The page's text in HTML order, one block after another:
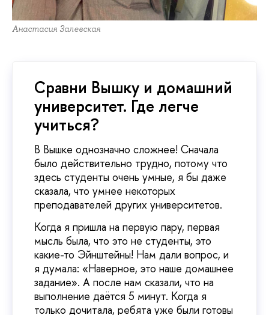
Анастасия Залевская
Сравни Вышку и домашний
университет. Где легче
учиться?
В Вышке однозначно сложнее! Сначала
было действительно трудно, потому что
здесь студенты очень умные, я бы даже
сказала, что умнее некоторых
преподавателей других университетов.
Когда я пришла на первую пару, первая
мысль была, что это не студенты, это
какие-то Эйнштейны! Нам дали вопрос, и
я думала: «Наверное, это наше домашнее
задание». А после нам сказали, что на
выполнение даётся 5 минут. Когда я
только дочитала, ребята уже были готовы